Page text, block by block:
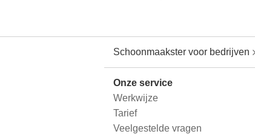
Schoonmaakster voor bedrijven
Onze service
Werkwijze
Tarief
Veelgestelde vragen